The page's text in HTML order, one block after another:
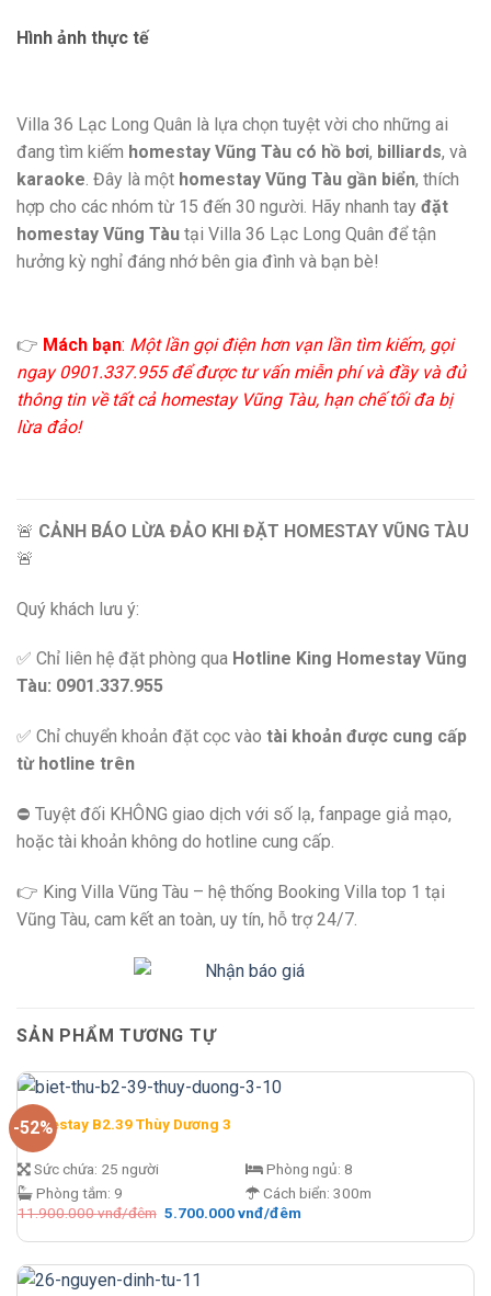
Hình ảnh thực tế
Villa 36 Lạc Long Quân là lựa chọn tuyệt vời cho những ai
đang tìm kiếm homestay Vũng Tàu có hồ bơi, billiards, và
karaoke. Đây là một homestay Vũng Tàu gần biển, thích
hợp cho các nhóm từ 15 đến 30 người. Hãy nhanh tay đặt
homestay Vũng Tàu tại Villa 36 Lạc Long Quân để tận
hưởng kỳ nghỉ đáng nhớ bên gia đình và bạn bè!
👉 Mách bạn: Một lần gọi điện hơn vạn lần tìm kiếm, gọi
ngay 0901.337.955 để được tư vấn miễn phí và đầy và đủ
thông tin về tất cả homestay Vũng Tàu, hạn chế tối đa bị
lừa đảo!
🚨 CẢNH BÁO LỪA ĐẢO KHI ĐẶT HOMESTAY VŨNG TÀU
🚨
Quý khách lưu ý:
✅ Chỉ liên hệ đặt phòng qua Hotline King Homestay Vũng
Tàu: 0901.337.955
✅ Chỉ chuyển khoản đặt cọc vào tài khoản được cung cấp
từ hotline trên
⛔️ Tuyệt đối KHÔNG giao dịch với số lạ, fanpage giả mạo,
hoặc tài khoản không do hotline cung cấp.
👉 King Villa Vũng Tàu – hệ thống Booking Villa top 1 tại
Vũng Tàu, cam kết an toàn, uy tín, hỗ trợ 24/7.
SẢN PHẨM TƯƠNG TỰ
-52%
Homestay B2.39 Thùy Dương 3
Sức chứa: 25 người
Phòng tắm: 9
Phòng ngủ: 8
Cách biển: 300m
11.900.000vnđ/đêm Giá
là:
đêm.
5.700.000vnđ/đêmGiá
tại
5.700.000 vnđ/